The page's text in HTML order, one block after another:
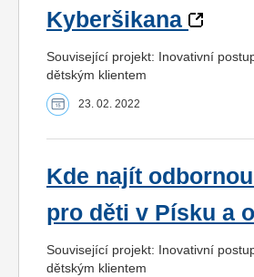
Kyberšikana
Související projekt: Inovativní
dětským klientem
23. 02. 2022
Kde najít
pro děti v Písku a
Související projekt: Inovativní
dětským klientem